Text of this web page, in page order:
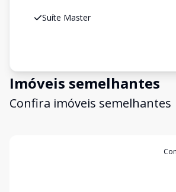
Suíte Master
Imóveis semelhantes
Confira imóveis semelhantes